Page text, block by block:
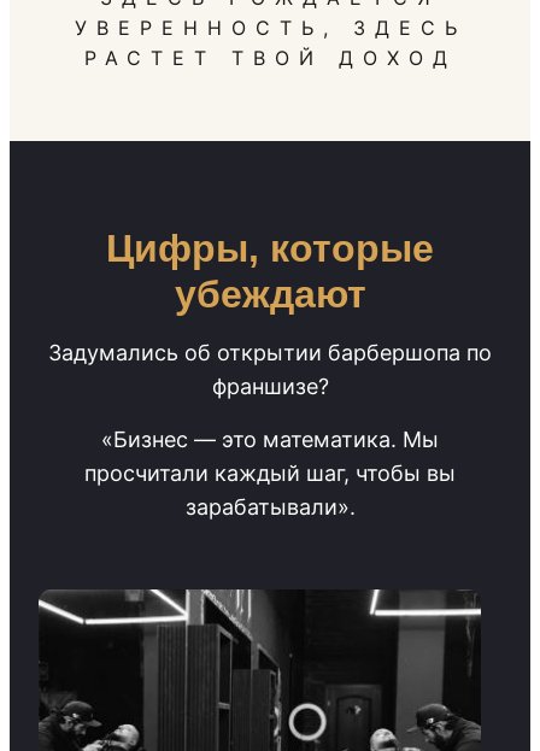
УВЕРЕННОСТЬ, ЗДЕСЬ
РАСТЕТ ТВОЙ ДОХОД
Цифры, которые
убеждают
Задумались об открытии барбершопа по
франшизе?
«Бизнес — это математика. Мы
просчитали каждый шаг, чтобы вы
зарабатывали».